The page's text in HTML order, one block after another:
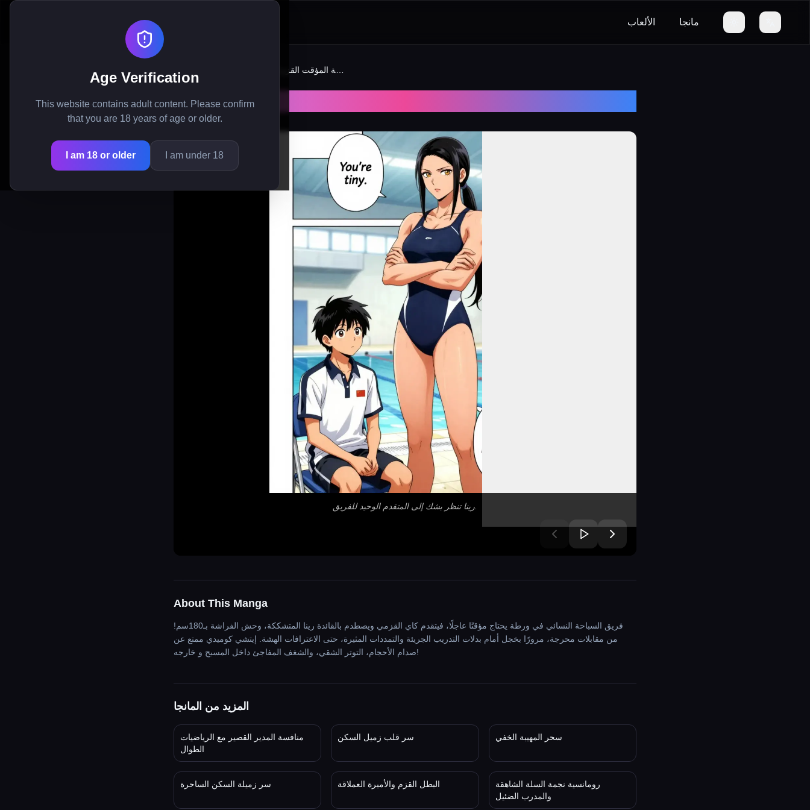
Age Verification
This website contains adult content. Please confirm
that you are 18 years of age or older.
I am 18 or older I am under 18
My Femboy Roommate الألعاب مانجا
مغازلة المؤقت القزم للقائدة العملاقة
About This Manga
فريق السباحة النسائي في ورطة يحتاج مؤقتًا عاجلًا، فيتقدم كاي القزمي ويصطدم بالقائدة رينا المتشككة، وحش الفراشة بـ180سم!
من مقابلات محرجة، مرورًا بخجل أمام بدلات التدريب الجريئة والتمددات المثيرة، حتى الاعترافات الهشة. إيتشي كوميدي ممتع عن
صدام الأحجام، التوتر الشقي، والشغف المفاجئ داخل المسبح و خارجه!
المزيد من المانجا
منافسة المدير القصير مع الرياضيات
الطوال
سر قلب زميل السكن سحر المهيبة الخفي
سر زميلة السكن الساحرة البطل القزم والأميرة العملاقة
رومانسية نجمة السلة الشاهقة
والمدرب الضئيل